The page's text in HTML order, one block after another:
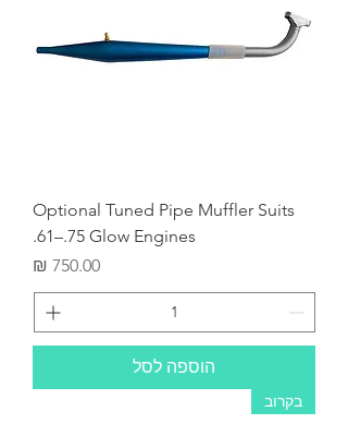
Optional Tuned Pipe Muffler Suits
.61–.75 Glow Engines
מחיר
הוספה לסל
בקרוב